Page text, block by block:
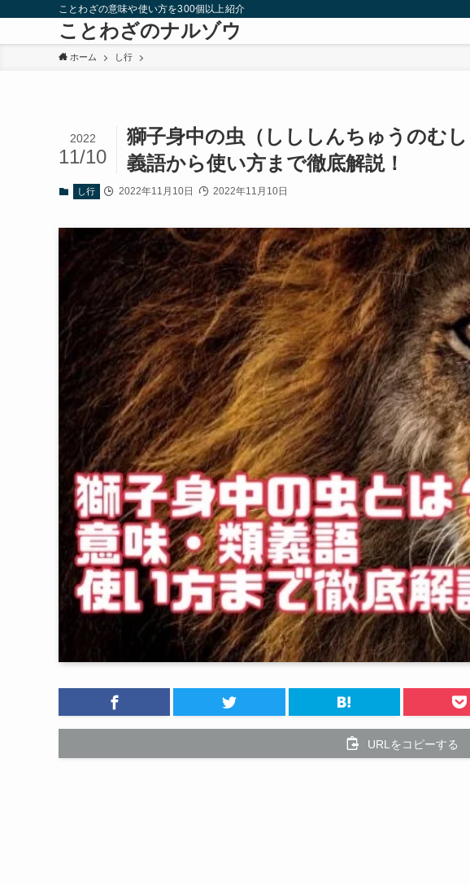
ことわざの意味や使い方を300個以上紹介
ことわざのナルゾウ
ホーム し行
獅子身中の虫（しししんちゅうのむ
義語から使い方まで徹底解説！
2022
11/10
し行 2022年11月10日 2022年11月10日
URLをコピーする